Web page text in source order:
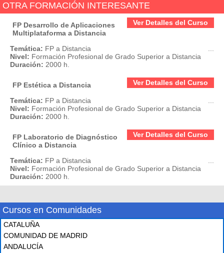
OTRA FORMACIÓN INTERESANTE
Ver Detalles del Curso
FP Desarrollo de Aplicaciones
Multiplataforma a Distancia
Temática: FP a Distancia
Nivel: Formación Profesional de Grado Superior a Distancia
Duración: 2000 h.
Ver Detalles del Curso
FP Estética a Distancia
Temática: FP a Distancia
Nivel: Formación Profesional de Grado Superior a Distancia
Duración: 2000 h.
Ver Detalles del Curso
FP Laboratorio de Diagnóstico
Clínico a Distancia
Temática: FP a Distancia
Nivel: Formación Profesional de Grado Superior a Distancia
Duración: 2000 h.
Cursos en Comunidades
CATALUÑA
COMUNIDAD DE MADRID
ANDALUCÍA